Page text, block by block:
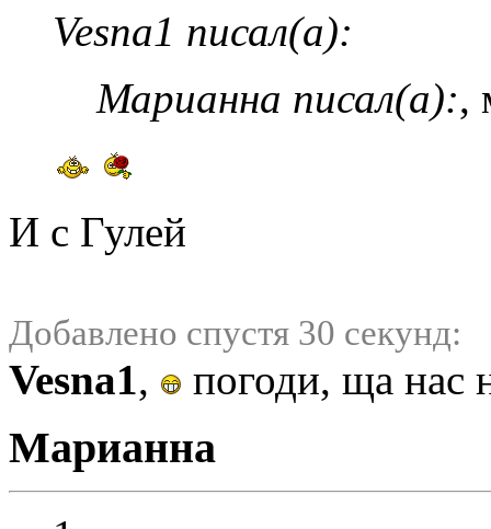
Vesna1 писал(а):
Марианна писал(а):,
И с Гулей
Добавлено спустя 30 секунд:
Vesna1, погоди, ща нас
Марианна